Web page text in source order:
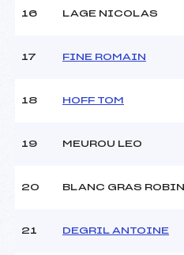
16 LAGE NICOLAS
17 FINE ROMAIN
18 HOFF TOM
19 MEUROU LEO
20 BLANC GRAS ROBIN
21 DEGRIL ANTOINE